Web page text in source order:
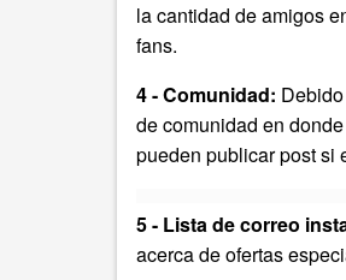
la cantidad de amigos
fans.
4 - Comunidad:
de comunidad en
pueden publicar post si
5 - Lista de correo
acerca de ofertas